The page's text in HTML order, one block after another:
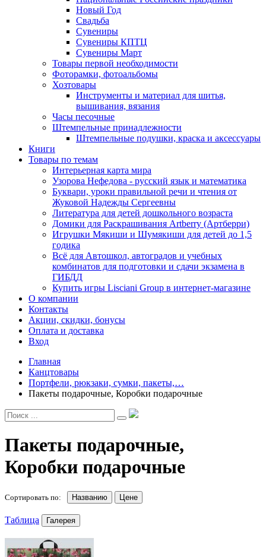
Новый Год
Свадьба
Сувениры
Сувениры КПТЦ
Сувениры Март
Товары первой необходимости
Фоторамки, фотоальбомы
Хозтовары
Инструменты и материал для шитья,
вышивания, вязания
Часы песочные
Штемпельные принадлежности
Штемпельные подушки, краска и аксессуары
Книги
Товары по темам
Интерьерная карта мира
Узорова Нефедова - русский язык и математика
Буквари, уроки правильной речи и чтения от
Жуковой Надежды Сергеевны
Литература для детей дошкольного возраста
Домики для Раскрашивания Artberry (Артберри)
Игрушки Мякиши и Шумякиши для детей до 1,5
годика
Всё для Автошкол, автоградов и учебных
комбинатов для подготовки и сдачи экзамена в
ГИБДД
Купить игры Lisciani Group в интернет-магазине
О компании
Контакты
Акции, скидки, бонусы
Оплата и доставка
Вход
Главная
Канцтовары
Портфели, рюкзаки, сумки, пакеты,…
Пакеты подарочные, Коробки подарочные
Пакеты подарочные,
Коробки подарочные
Сортировать по: Названию Цене
Таблица Галерея